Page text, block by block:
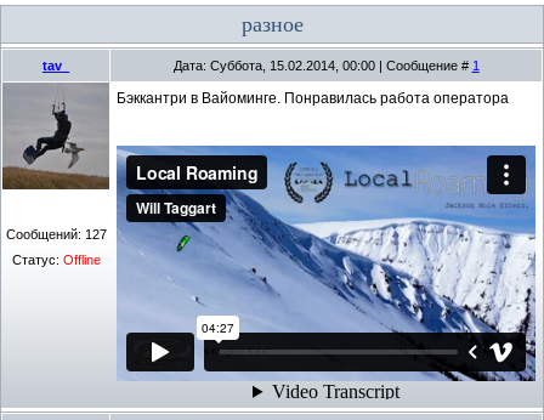
разное
tav_ Дата: Суббота, 15.02.2014, 00:00 | Сообщение # 1
Сообщений: 127
Статус: Offline
Бэккантри в Вайоминге. Понравилась работа оператора